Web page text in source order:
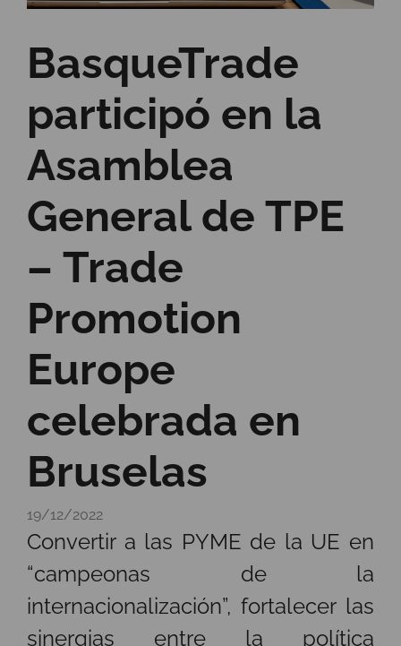
BasqueTrade
participó en la
Asamblea
General de TPE
– Trade
Promotion
Europe
celebrada en
Bruselas
19/12/2022
Convertir a las PYME de la UE en
“campeonas de la
internacionalización”, fortalecer las
sinergias entre la política